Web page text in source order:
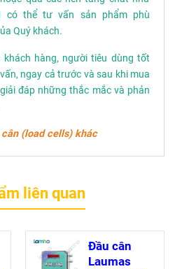
có thể tư vấn sản phẩm phù
Quý khách.
hàng, người tiêu dùng tốt
ngay cả trước và sau khi mua
đáp những thắc mắc và phản
(load cells) khác
liên quan
Đầu cân
Laumas